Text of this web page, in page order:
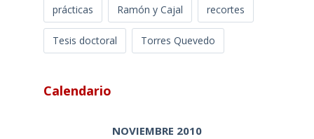
prácticas Ramón y Cajal recortes
Tesis doctoral Torres Quevedo
Calendario
NOVIEMBRE 2010